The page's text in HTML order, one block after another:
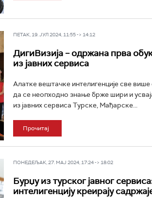
ПЕТАК, 19. ЈУЛ 2024, 11:55 -> 14:12
ДигиВизија – одржана прва
из јавних сервиса
Алатке вештачке интелигенције све
да се неопходно знање брже шири и
из јавних сервиса Турске, Мађарске...
Прочитај
ПОНЕДЕЉАК, 27. МАЈ 2024, 17:24 -> 18:02
Бурџу из турског јавног
интелигенцију креирају